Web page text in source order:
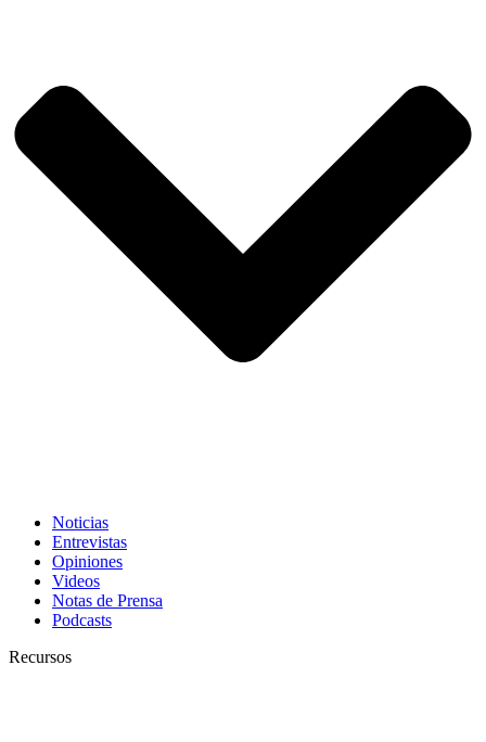
Noticias
Entrevistas
Opiniones
Videos
Notas de Prensa
Podcasts
Recursos